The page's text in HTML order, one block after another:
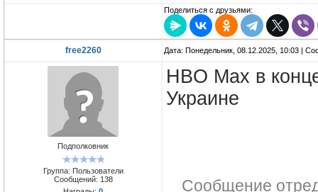
Поделиться с друзьями:
free2260 Дата: Понедельник, 08.12.2025, 10:03 |
Подполковник
Группа: Пользователи
Сообщений: 138
HBO Max в
Украине
Сообщение